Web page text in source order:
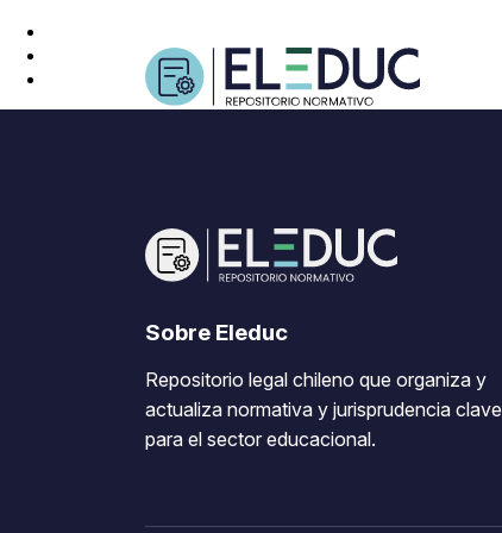
Sobre Eleduc
Repositorio legal chileno que organiza y
actualiza normativa y jurisprudencia clave
para el sector educacional.